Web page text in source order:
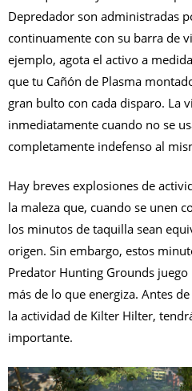
Depredador son administradas
continuamente con su barra de
ejemplo, agota el activo a
que tu Cañón de Plasma
gran bulto con cada disparo. La
inmediatamente cuando no se
completamente indefenso al
Hay breves explosiones de
la maleza que, cuando se unen
los minutos de taquilla sean
origen. Sin embargo, estos
Predator Hunting Grounds
más de lo que energiza. Antes
la actividad de Kilter Hilter,
importante.